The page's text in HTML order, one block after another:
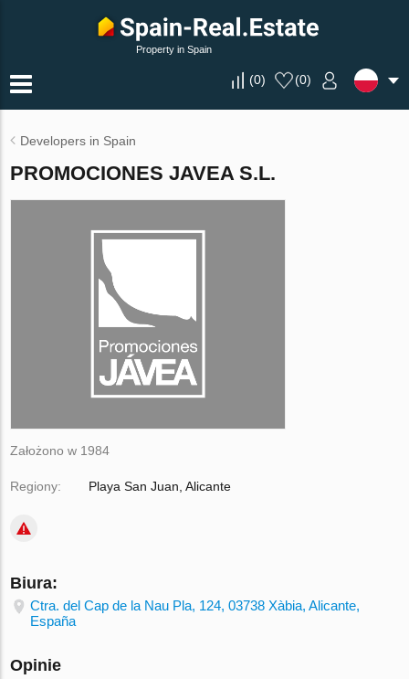
Property in Spain
(0) (0)
Developers in Spain
PROMOCIONES JAVEA S.L.
Założono w 1984
Regiony: Playa San Juan, Alicante
Biura:
Ctra. del Cap de la Nau Pla, 124, 03738 Xàbia, Alicante,
España
Opinie